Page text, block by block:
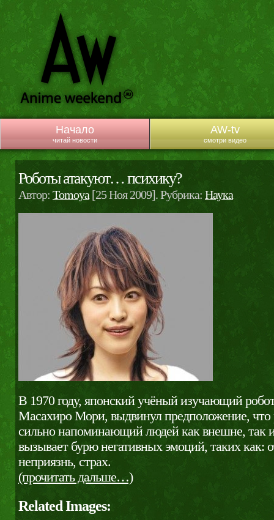
Начало
читай новости
AW-tv
смотри видео
Роботы атакуют… психику?
Автор: Tomoya [25 Ноя 2009]. Рубрика: Наука
В 1970 году, японский учёный изучающий
Масахиро Мори, выдвинул предположение, что
сильно напоминающий людей как внешне, так
вызывает бурю негативных эмоций, таких как:
неприязнь, страх.
(прочитать дальше…)
Related Images: